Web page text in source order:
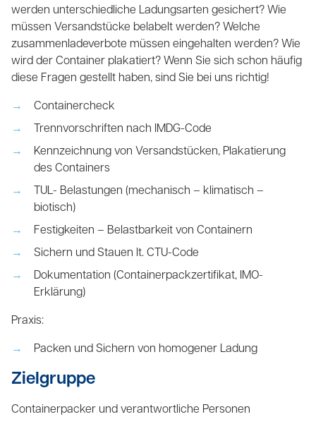
werden unterschiedliche Ladungsarten gesichert? Wie
müssen Versandstücke belabelt werden? Welche
zusammenladeverbote müssen eingehalten werden? Wie
wird der Container plakatiert? Wenn Sie sich schon häufig
diese Fragen gestellt haben, sind Sie bei uns richtig!
Containercheck
Trennvorschriften nach IMDG-Code
Kennzeichnung von Versandstücken, Plakatierung
des Containers
TUL- Belastungen (mechanisch – klimatisch –
biotisch)
Festigkeiten – Belastbarkeit von Containern
Sichern und Stauen lt. CTU-Code
Dokumentation (Containerpackzertifikat, IMO-
Erklärung)
Praxis:
Packen und Sichern von homogener Ladung
Zielgruppe
Containerpacker und verantwortliche Personen